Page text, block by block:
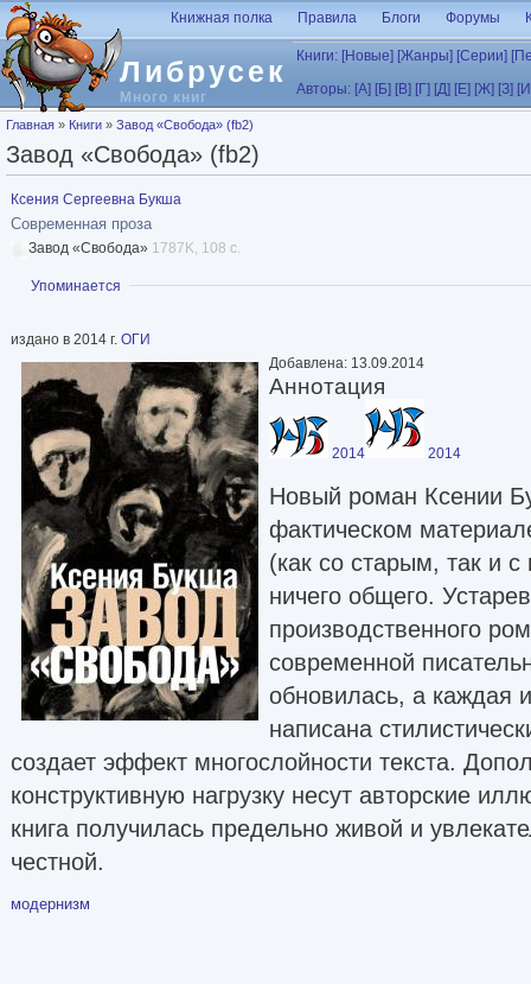
Перейти к основному содержанию
Либрусек
Много книг
Книжная полка Правила Блоги Форумы
Книги: [Новые] [Жанры] [Серии]
Авторы: [А] [Б] [В] [Г] [Д] [Е] [Ж] [З]
Вы здесь
Главная » Книги » Завод «Свобода» (fb2)
Завод «Свобода» (fb2)
Ксения Сергеевна Букша
Современная проза
Завод «Свобода» 1787K, 108 с.
Показать
Упоминается
издано в 2014 г. ОГИ
Добавлена: 13.09.2014
Аннотация
2014 2014
Новый роман Ксении
фактическом
(как со старым, так и
ничего общего.
производственного
современной
обновилась, а каждая
написана
создает эффект многослойности текста.
конструктивную нагрузку несут авторские
книга получилась предельно живой и
честной.
модернизм